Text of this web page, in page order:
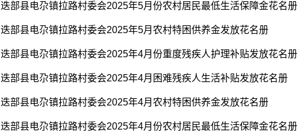
迭部县电尕镇拉路村委会2025年5月份农村居民最低生活保障金花名册
迭部县电尕镇拉路村委会2025年5月农村特困供养金发放花名册
迭部县电尕镇拉路村委会2025年4月份重度残疾人护理补贴发放花名册
迭部县电尕镇拉路村委会2025年4月困难残疾人生活补贴发放花名册
迭部县电尕镇拉路村委会2025年4月农村特困供养金发放花名册
迭部县电尕镇拉路村委会2025年4月份农村居民最低生活保障金花名册